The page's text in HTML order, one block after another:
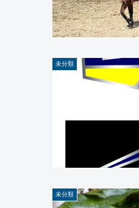
未分類
未分類